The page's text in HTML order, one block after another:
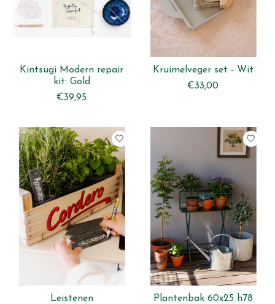
Kintsugi Modern repair
kit: Gold
€39,95
Kruimelveger set - Wit
€33,00
Leistenen
Plantenbak 60x25 h78